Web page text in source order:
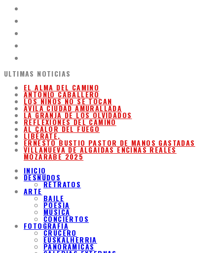
ULTIMAS NOTICIAS
EL ALMA DEL CAMINO
ANTONIO CABALLERO
LOS NIÑOS NO SE TOCAN
ÁVILA CIUDAD AMURALLADA
LA GRANJA DE LOS OLVIDADOS
REFLEXIONES DEL CAMINO
AL CALOR DEL FUEGO
LIBÉRATE,
ERNESTO BUSTIO PASTOR DE MANOS GASTADAS
VILLANUEVA DE ALGAIDAS ENCINAS REALES
MOZARABE 2025
INICIO
DESNUDOS
RETRATOS
ARTE
BAILE
POESIA
MUSICA
CONCIERTOS
FOTOGRAFIA
CRUCERO
EUSKALHERRIA
PANORAMICAS